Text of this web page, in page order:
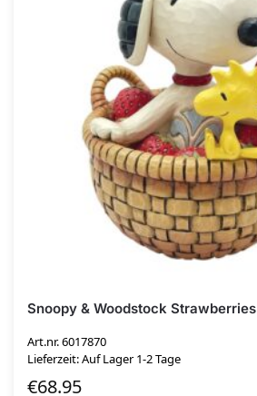
Snoopy & Woodstock Strawberries
Art.nr. 6017870
Lieferzeit: Auf Lager 1-2 Tage
€68.95